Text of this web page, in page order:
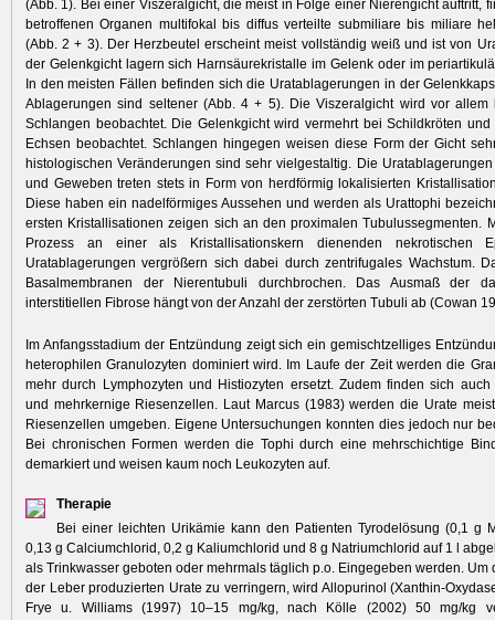
(Abb. 1). Bei einer Viszeralgicht, die meist in Folge einer Nierengicht auftritt,
betroffenen Organen multifokal bis diffus verteilte submiliare bis miliare
(Abb. 2 + 3). Der Herzbeutel erscheint meist vollständig weiß und ist von
der Gelenkgicht lagern sich Harnsäurekristalle im Gelenk oder im
In den meisten Fällen befinden sich die Uratablagerungen in der
Ablagerungen sind seltener (Abb. 4 + 5). Die Viszeralgicht wird vor allem
Schlangen beobachtet. Die Gelenkgicht wird vermehrt bei Schildkröten
Echsen beobachtet. Schlangen hingegen weisen diese Form der Gicht
histologischen Veränderungen sind sehr vielgestaltig. Die
und Geweben treten stets in Form von herdförmig lokalisierten
Diese haben ein nadelförmiges Aussehen und werden als Urattophi
ersten Kristallisationen zeigen sich an den proximalen Tubulussegmenten.
Prozess an einer als Kristallisationskern dienenden nekrotischen
Uratablagerungen vergrößern sich dabei durch zentrifugales Wachstum.
Basalmembranen der Nierentubuli durchbrochen. Das Ausmaß der
interstitiellen Fibrose hängt von der Anzahl der zerstörten Tubuli ab (Cowan
Im Anfangsstadium der Entzündung zeigt sich ein gemischtzelliges
heterophilen Granulozyten dominiert wird. Im Laufe der Zeit werden die
mehr durch Lymphozyten und Histiozyten ersetzt. Zudem finden sich auch
und mehrkernige Riesenzellen. Laut Marcus (1983) werden die Urate
Riesenzellen umgeben. Eigene Untersuchungen konnten dies jedoch nur
Bei chronischen Formen werden die Tophi durch eine mehrschichtige
demarkiert und weisen kaum noch Leukozyten auf.
Therapie
Bei einer leichten Urikämie kann den Patienten Tyrodelösung (0,1 g
0,13 g Calciumchlorid, 0,2 g Kaliumchlorid und 8 g Natriumchlorid auf 1 l
als Trinkwasser geboten oder mehrmals täglich p.o. Eingegeben werden. Um
der Leber produzierten Urate zu verringern, wird Allopurinol (Xanthin-
Frye u. Williams (1997) 10–15 mg/kg, nach Kölle (2002) 50 mg/kg